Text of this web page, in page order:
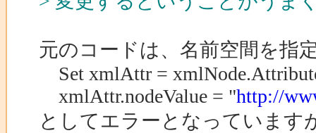
元のコードは、名前空間を指
Set xmlAttr =
xmlAttr.nodeValue = "http://
としてエラーとなっています